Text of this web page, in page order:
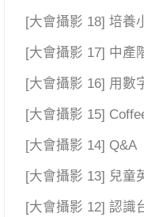
[大會攝影 18] 培養
[大會攝影 17] 中產
[大會攝影 16] 用數
[大會攝影 15]
[大會攝影 14] Q&A
[大會攝影 13] 兒童
[大會攝影 12] 認識